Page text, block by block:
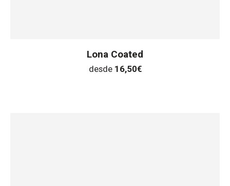
Lona Coated
desde 16,50€